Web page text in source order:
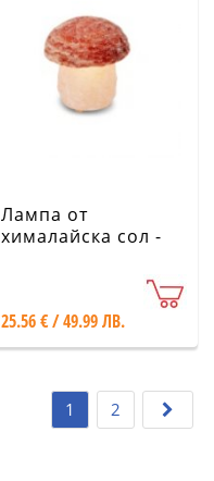
Лампа от
хималайска сол -
25.56 € / 49.99 ЛВ.
1 2